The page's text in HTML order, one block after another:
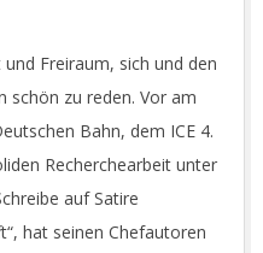
Freiraum, sich und den
schön zu reden. Vor am
Bahn, dem ICE 4.
Recherchearbeit unter
auf Satire
hat seinen Chefautoren